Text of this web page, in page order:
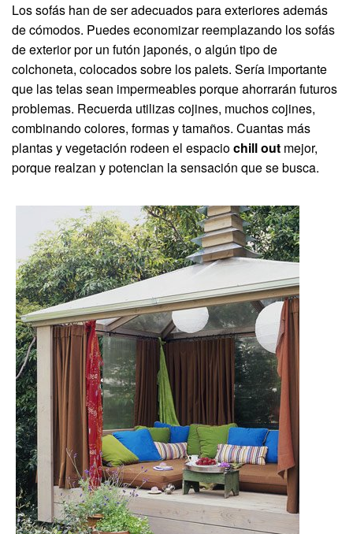
Los sofás han de ser adecuados para exteriores además
de cómodos. Puedes economizar reemplazando los sofás
de exterior por un futón japonés, o algún tipo de
colchoneta, colocados sobre los palets. Sería importante
que las telas sean impermeables porque ahorrarán futuros
problemas. Recuerda utilizas cojines, muchos cojines,
combinando colores, formas y tamaños. Cuantas más
plantas y vegetación rodeen el espacio chill out mejor,
porque realzan y potencian la sensación que se busca.